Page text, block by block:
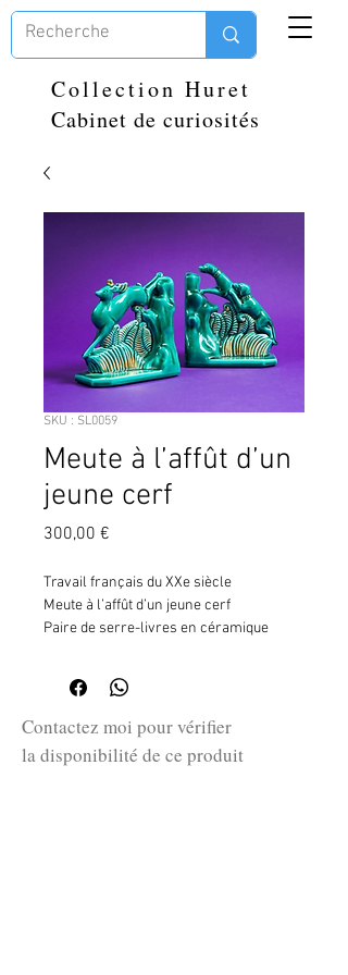
Collection Huret
Cabinet de curiosités
SKU : SL0059
Meute à l’affût d’un
jeune cerf
300,00 €
Travail français du XXe siècle
Meute à l’affût d’un jeune cerf
Paire de serre-livres en céramique
H. 18 cm - L. 16 cm - P. 8,5 cm
Contactez moi pour vérifier
la disponibilité de ce produit